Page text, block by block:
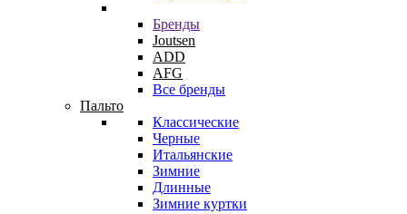
Бренды
Joutsen
ADD
AFG
Все бренды
Пальто
Классические
Черные
Итальянские
Зимние
Длинные
Зимние куртки